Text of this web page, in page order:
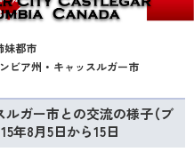
妹都市
ビア州 ・ キャッスルガー市
ルガー市との交流の様子（ブ
年8月5日から15日